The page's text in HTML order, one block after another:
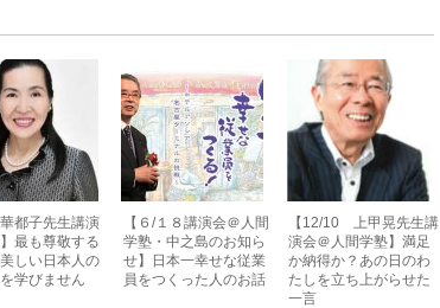
華都子先生講演
最も尊敬する
しい日本人の
学びません
【６/１８講演会＠人間
学塾・中之島のお知ら
せ】日本一幸せな従業
員をつくった人のお話
【12/10 上甲晃先生講
演会＠人間学塾】満足
か納得か？あの日のわ
たしを立ち上がらせた
一言